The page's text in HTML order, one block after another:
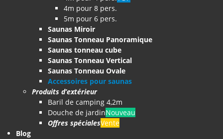
4m pour 8 pers.
5m pour 6 pers.
Saunas Miroir
Saunas Tonneau Panoramique
Saunas tonneau cube
Saunas Tonneau Vertical
Saunas Tonneau Ovale
Accessoires pour saunas
Produits d’extérieur
Baril de camping 4,2m
Douche de jardinNouveau
Offres spécialesVente
Blog